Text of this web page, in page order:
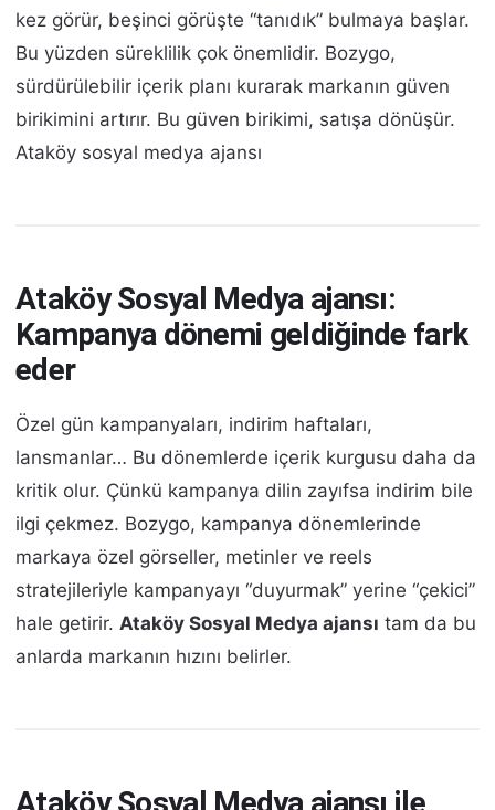
kez görür, beşinci görüşte “tanıdık” bulmaya başlar.
Bu yüzden süreklilik çok önemlidir. Bozygo,
sürdürülebilir içerik planı kurarak markanın güven
birikimini artırır. Bu güven birikimi, satışa dönüşür.
Ataköy sosyal medya ajansı
Ataköy Sosyal Medya ajansı:
Kampanya dönemi geldiğinde fark
eder
Özel gün kampanyaları, indirim haftaları,
lansmanlar… Bu dönemlerde içerik kurgusu daha da
kritik olur. Çünkü kampanya dilin zayıfsa indirim bile
ilgi çekmez. Bozygo, kampanya dönemlerinde
markaya özel görseller, metinler ve reels
stratejileriyle kampanyayı “duyurmak” yerine “çekici”
hale getirir. Ataköy Sosyal Medya ajansı tam da bu
anlarda markanın hızını belirler.